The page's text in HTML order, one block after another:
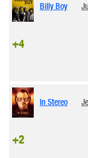
Billy Boy
+4
In Stereo
+2